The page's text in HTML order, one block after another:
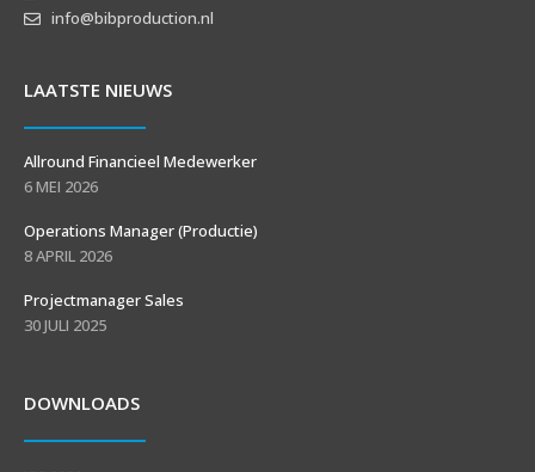
info@bibproduction.nl
LAATSTE NIEUWS
Allround Financieel Medewerker
6 MEI 2026
Operations Manager (Productie)
8 APRIL 2026
Projectmanager Sales
30 JULI 2025
DOWNLOADS